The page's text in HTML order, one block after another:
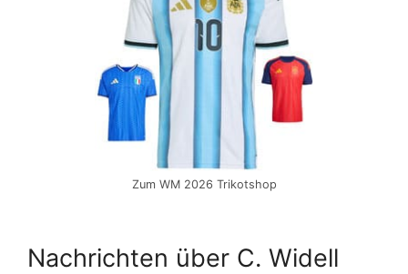
Zum WM 2026 Trikotshop
Nachrichten über C. Widell